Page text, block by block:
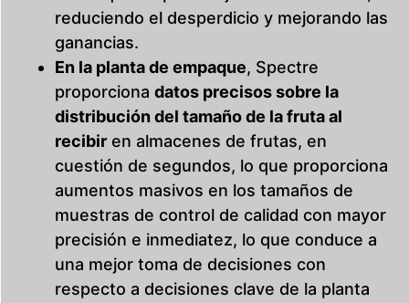
reduciendo el desperdicio y mejorando las
ganancias.
En la planta de empaque, Spectre
proporciona datos precisos sobre la
distribución del tamaño de la frutaal
recibir en almacenes de frutas, en
cuestión de segundos, lo que proporciona
aumentos masivos en los tamaños de
muestras de control de calidad con mayor
precisión e inmediatez, lo que conduce a
una mejor toma de decisiones con
respecto a decisiones clave de la planta